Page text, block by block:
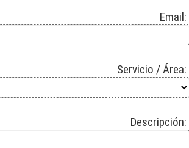
Email:
Servicio / Área:
Descripción: